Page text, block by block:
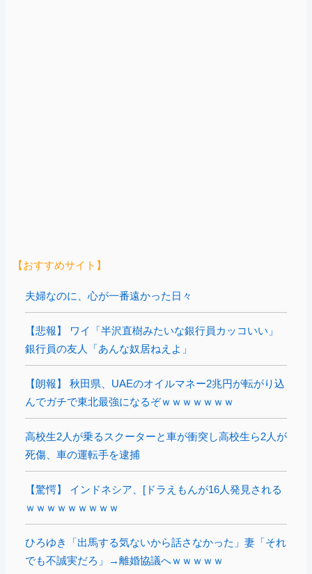
【おすすめサイト】
夫婦なのに、心が一番遠かった日々
【悲報】 ワイ「半沢直樹みたいな銀行員カッコいい」
銀行員の友人「あんな奴居ねえよ」
【朗報】 秋田県、UAEのオイルマネー2兆円が転がり込
んでガチで東北最強になるぞｗｗｗｗｗｗｗ
高校生2人が乗るスクーターと車が衝突し高校生ら2人が
死傷、車の運転手を逮捕
【驚愕】 インドネシア、[ドラえもんが16人発見される
ｗｗｗｗｗｗｗｗｗ
ひろゆき「出馬する気ないから話さなかった」妻「それ
でも不誠実だろ」→離婚協議へｗｗｗｗｗ